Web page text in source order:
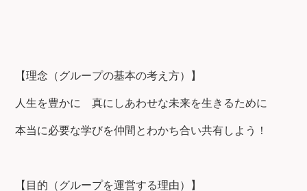
【理念（グループの基本の考え方）】
人生を豊かに 真にしあわせな未来を生きるために
本当に必要な学びを仲間とわかち合い共有しよう！
【目的（グループを運営する理由）】